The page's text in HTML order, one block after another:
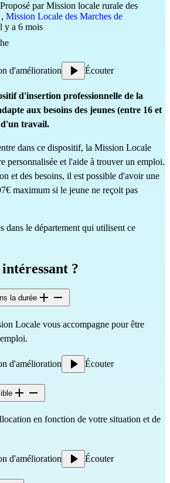
Proposé par Mission locale rurale des
, Mission Locale des Marches de
y a 6 mois
d'amélioration Écouter
d'insertion professionnelle de la
aux besoins des jeunes (entre 16 et
d'un travail.
dans ce dispositif, la Mission Locale
personnalisée et l'aide à trouver un emploi.
et des besoins, il est possible d'avoir une
maximum si le jeune ne reçoit pas
dans le département qui utilisent ce
?
la durée
Locale vous accompagne pour être
d'amélioration Écouter
en fonction de votre situation et de
d'amélioration Écouter